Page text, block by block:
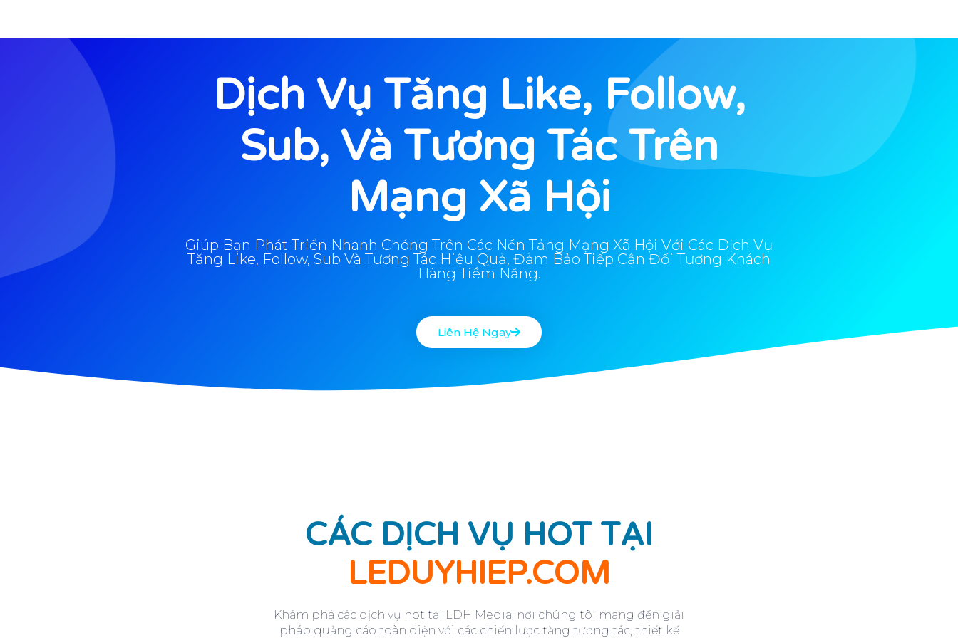
Dịch Vụ Tăng Like, Follow,
Sub, Và Tương Tác Trên
Mạng Xã Hội
Giúp Bạn Phát Triển Nhanh Chóng Trên Các Nền Tảng Mạng Xã Hội Với Các Dịch Vụ
Tăng Like, Follow, Sub Và Tương Tác Hiệu Quả, Đảm Bảo Tiếp Cận Đối Tượng Khách
Hàng Tiềm Năng.
Liên Hệ Ngay
CÁC DỊCH VỤ HOT TẠI
LEDUYHIEP.COM
Khám phá các dịch vụ hot tại LDH Media, nơi chúng tôi mang đến giải
pháp quảng cáo toàn diện với các chiến lược tăng tương tác, thiết kế